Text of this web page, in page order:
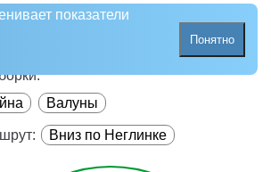
показатели
Понятно
Валуны
Вниз по Неглинке